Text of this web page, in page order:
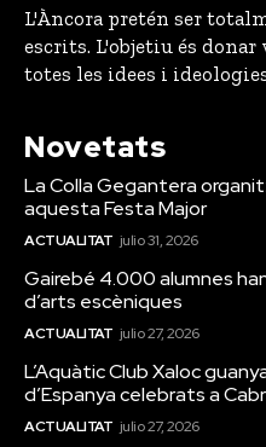
L'Àncora pretén ser
escrits. L'objetiu és
totes les idees i
Novetats
La Colla Gegantera
aquesta Festa Major
ACTUALITAT julio 31, 2026
Gairebé 4.000 alumnes
d’arts escèniques
ACTUALITAT julio 27, 2026
L’Aquàtic Club Xaloc
d’Espanya celebrats a
ACTUALITAT julio 27, 2026